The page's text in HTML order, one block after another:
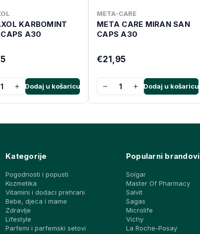
KARBOMINT
CAPS A30
+ Dodaj u košaricu
META-CARE
META CARE MIRAN SAN
CAPS A30
€21,95
− + Dodaj u košaricu
Kategorije
Pogodnosti i popusti
Kozmetika
Vitamini i dodaci prehrani
Bebe, djeca i mame
Zdravlje
Lifestyle
Parfemi i parfemski setovi
Popularni brandovi
Solgar
Master Of Pharmacy
Salvit
Sagas
Microlife
Vichy
La Roche-Posay